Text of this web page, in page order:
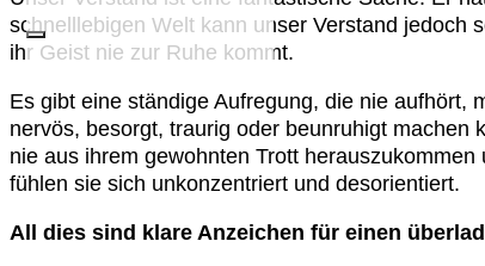
schnelllebigen Welt kann unser Verstand jedoch
ihr Geist nie zur Ruhe kommt.
Es gibt eine ständige Aufregung, die nie aufhört,
nervös, besorgt, traurig oder beunruhigt machen
nie aus ihrem gewohnten Trott
fühlen sie sich unkonzentriert und desorientiert.
All dies sind klare Anzeichen für einen